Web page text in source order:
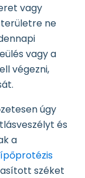
vagy
ne
vagy a
végezni,
úgy
és
a
széket